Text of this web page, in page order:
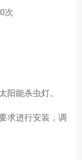
次
阳能杀虫灯。
求进行安装，调